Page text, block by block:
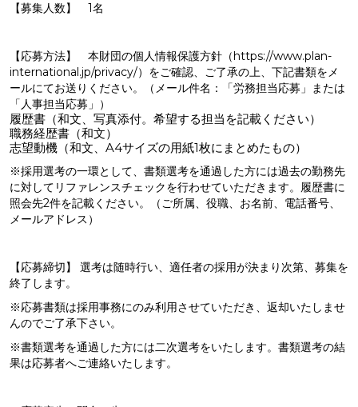
【募集人数】 1名
【応募方法】 本財団の個人情報保護方針（https://www.plan-
international.jp/privacy/）をご確認、ご了承の上、下記書類をメ
ールにてお送りください。（メール件名：「労務担当応募」または
「人事担当応募」）
履歴書（和文、写真添付。希望する担当を記載ください）
職務経歴書（和文）
志望動機（和文、A4サイズの用紙1枚にまとめたもの）
※採用選考の一環として、書類選考を通過した方には過去の勤務先
に対してリファレンスチェックを行わせていただきます。履歴書に
照会先2件を記載ください。（ご所属、役職、お名前、電話番号、
メールアドレス）
【応募締切】 選考は随時行い、適任者の採用が決まり次第、募集を
終了します。
※応募書類は採用事務にのみ利用させていただき、返却いたしませ
んのでご了承下さい。
※書類選考を通過した方には二次選考をいたします。書類選考の結
果は応募者へご連絡いたします。